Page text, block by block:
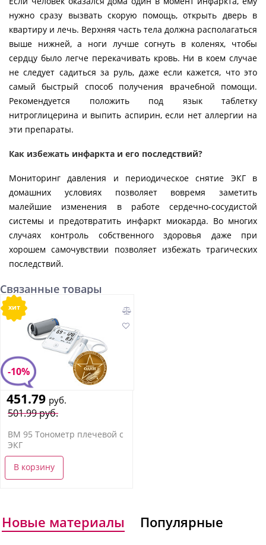
нужно сразу вызвать скорую помощь, открыть дверь в
квартиру и лечь. Верхняя часть тела должна располагаться
выше нижней, а ноги лучше согнуть в коленях, чтобы
сердцу было легче перекачивать кровь. Ни в коем случае
не следует садиться за руль, даже если кажется, что это
самый быстрый способ получения врачебной помощи.
Рекомендуется положить под язык таблетку
нитроглицерина и выпить аспирин, если нет аллергии на
эти препараты.
Как избежать инфаркта и его последствий?
Мониторинг давления и периодическое снятие ЭКГ в
домашних условиях позволяет вовремя заметить
малейшие изменения в работе сердечно-сосудистой
системы и предотвратить инфаркт миокарда. Во многих
случаях контроль собственного здоровья даже при
хорошем самочувствии позволяет избежать трагических
последствий.
Связанные товары
хит
-10%
501.99 руб.
451.79 руб.
BM 95 Тонометр плечевой с
ЭКГ
В корзину
Новые материалы Популярные